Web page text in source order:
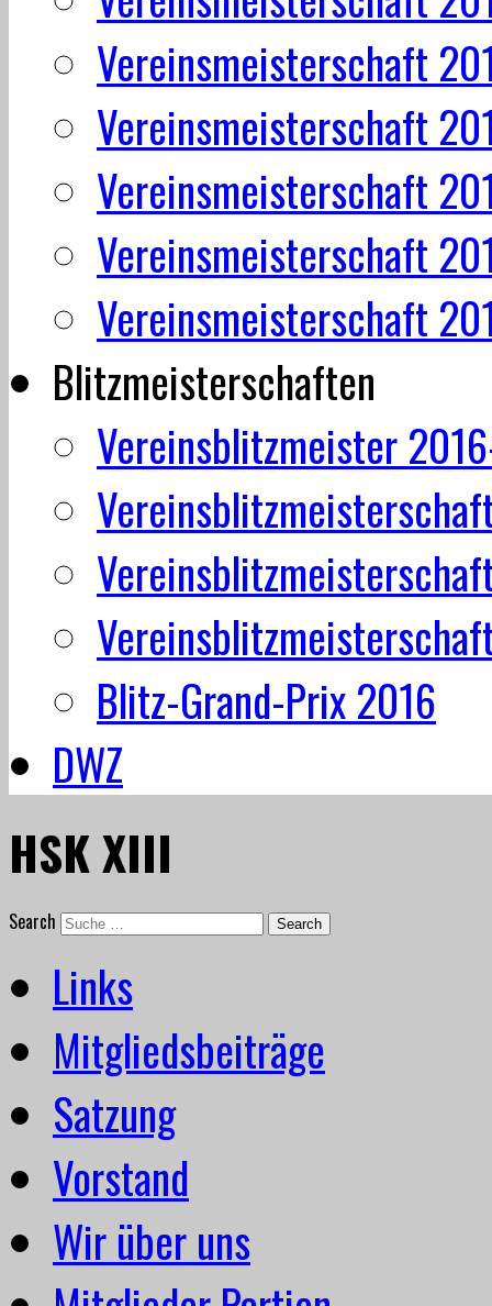
Vereinsmeisterschaft
Vereinsmeisterschaft
Vereinsmeisterschaft
Vereinsmeisterschaft
Vereinsmeisterschaft
Blitzmeisterschaften
Vereinsblitzmeister
Blitz-Grand-Prix 2016
DWZ
HSK XIII
Search
Links
Mitgliedsbeiträge
Satzung
Vorstand
Wir über uns